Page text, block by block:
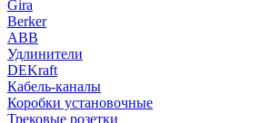
Gira
Berker
ABB
Удлинители
DEKraft
Кабель-каналы
Коробки установочные
Трековые розетки